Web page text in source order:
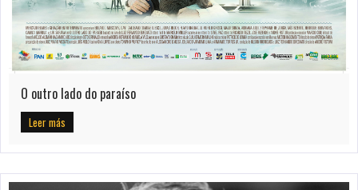
O outro lado do paraíso
Leer más